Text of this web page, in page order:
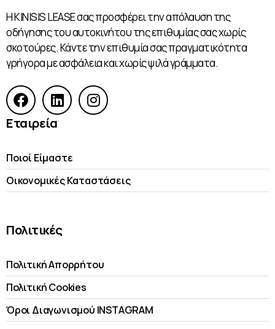
Η KINISIS LEASE σας προσφέρει την απόλαυση της
οδήγησης του αυτοκινήτου της επιθυμίας σας χωρίς
σκοτούρες. Κάντε την επιθυμία σας πραγματικότητα
γρήγορα με ασφάλεια και χωρίς ψιλά γράμματα.
Εταιρεία
Ποιοί Είμαστε
Οικονομικές Kαταστάσεις
Πολιτικές
Πολιτική Απορρήτου
Πολιτική Cookies
Όροι Διαγωνισμού INSTAGRAM